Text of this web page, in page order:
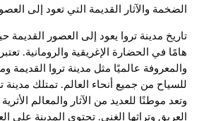
الضخمة والآثار القديمة التي تعود إلى
تاريخ مدينة تروا يعود إلى العصور القديمة
هامًا في الحضارة الإغريقية والرومانية.
والمعروفة عالميًا مثل مدينة تروا القديمة
للسياح من جميع أنحاء العالم. تمتلك مدينة
وتعد موطنًا للعديد من الآثار والمعالم
العريق وتراثها الغني. تحتوي المدينة على